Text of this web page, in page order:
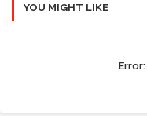
YOU MIGHT LIKE
Error: